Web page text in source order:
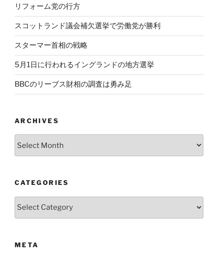
リフォーム党の行方
スコットランド議会補欠選挙で労働党が勝利
スターマー首相の戦略
5月1日に行われるイングランドの地方選挙
BBCのリーブス財相の調査は勇み足
ARCHIVES
CATEGORIES
Categories
META